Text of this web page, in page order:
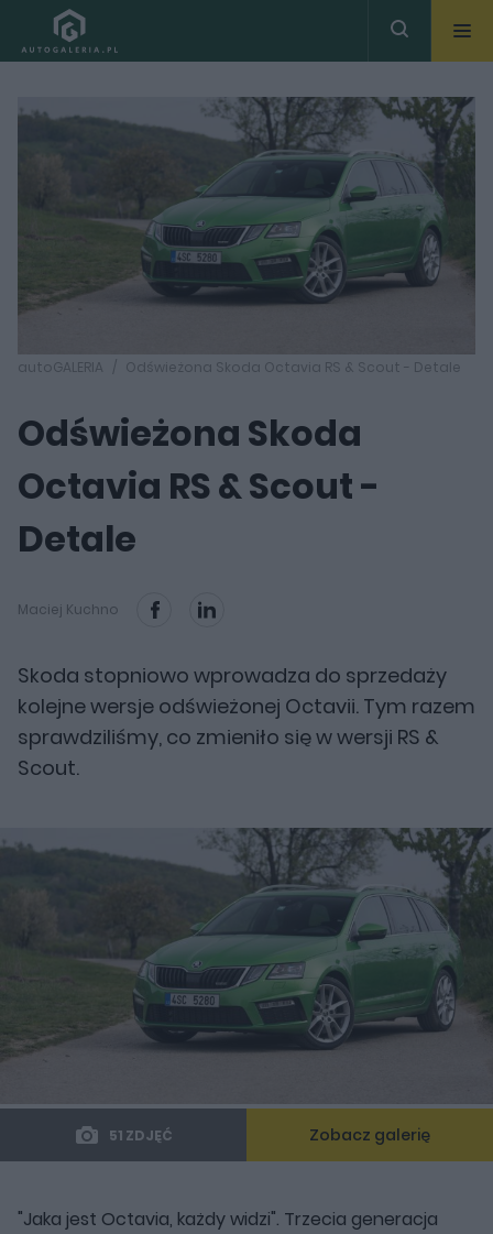
autoGALERIA Odświeżona Skoda Octavia RS & Scout - Detale
Odświeżona Skoda
Octavia RS & Scout -
Detale
Maciej Kuchno
Skoda stopniowo wprowadza do sprzedaży
kolejne wersje odświeżonej Octavii. Tym razem
sprawdziliśmy, co zmieniło się w wersji RS &
Scout.
51 ZDJĘĆ Zobacz galerię
"Jaka jest Octavia, każdy widzi". Trzecia generacja